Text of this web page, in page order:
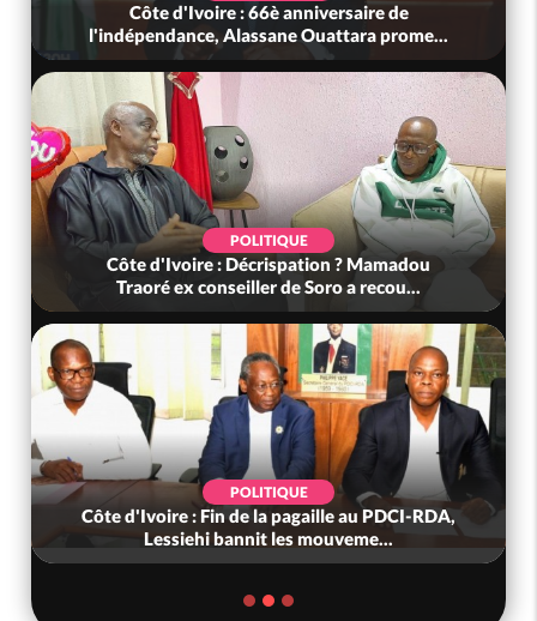
Côte d'Ivoire : 66è anniversaire de
l'indépendance, Alassane Ouattara prome...
POLITIQUE
Côte d'Ivoire : Décrispation ? Mamadou
Traoré ex conseiller de Soro a recou...
POLITIQUE
Côte d'Ivoire : Fin de la pagaille au PDCI-RDA,
Lessiehi bannit les mouveme...